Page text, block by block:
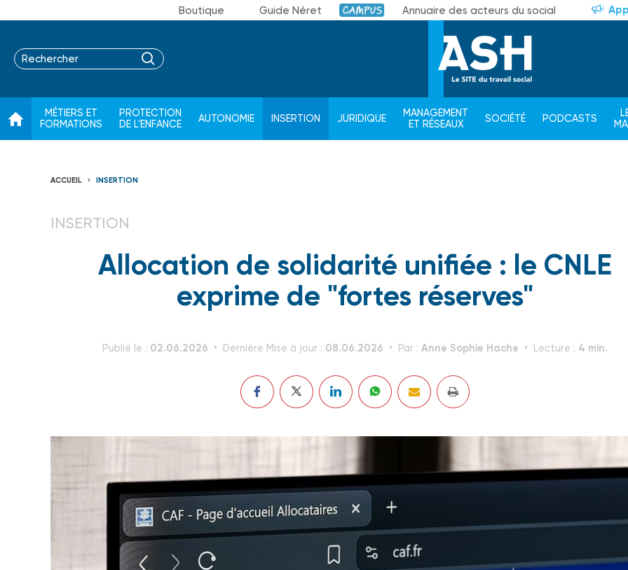
Boutique Guide Néret Campus Annuaire des acteurs du social
MÉTIERS ET
FORMATIONS
PROTECTION
DE L'ENFANCE
AUTONOMIE INSERTION JURIDIQUE
MANAGEMENT
ET RÉSEAUX
SOCIÉTÉ PODCASTS
ACCUEIL INSERTION
INSERTION
Allocation de solidarité unifiée : le CNLE
exprime de "fortes réserves"
Publié le : 02.06.2026 Dernière Mise à jour : 08.06.2026 Par : Anne Sophie Hache Lecture : 4 min.